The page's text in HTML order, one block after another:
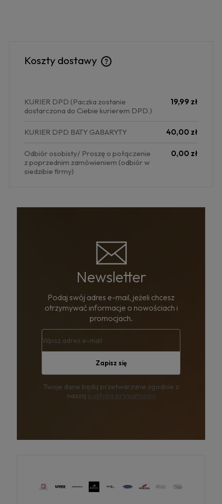
Koszty dostawy
KURIER DPD (Paczka zostanie
dostarczona do Ciebie kurierem DPD.)
19,99 zł
KURIER DPD BATY GABARYTY 40,00 zł
Odbiór osobisty/ Proszę o połączenie
z poprzednim zamówieniem (odbiór w
siedzibie firmy)
0,00 zł
Newsletter
Podaj swój adres e-mail, jeżeli chcesz
otrzymywać informacje o nowościach i
promocjach.
Zapisz się
Twoje dane będą przetwarzane zgodnie z
naszą polityką prywatności